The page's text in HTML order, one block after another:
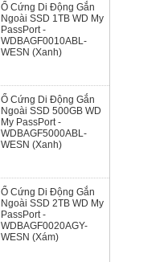
Ổ Cứng Di Động Gắn
Ngoài SSD 1TB WD My
PassPort -
WDBAGF0010ABL-
WESN (Xanh)
Ổ Cứng Di Động Gắn
Ngoài SSD 500GB WD
My PassPort -
WDBAGF5000ABL-
WESN (Xanh)
Ổ Cứng Di Động Gắn
Ngoài SSD 2TB WD My
PassPort -
WDBAGF0020AGY-
WESN (Xám)